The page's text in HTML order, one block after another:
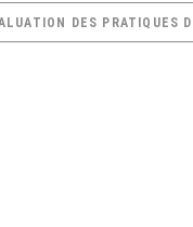
DES PRATIQUES